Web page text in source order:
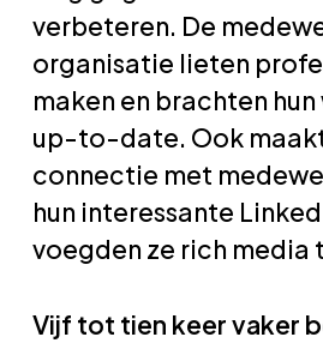
verbeteren. De
organisatie lieten
maken en brachten
up-to-date. Ook
connectie met
hun interessante
voegden ze rich media
Vijf tot tien keer vaker